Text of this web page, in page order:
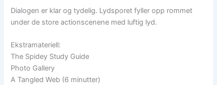
Dialogen er klar og tydelig. Lydsporet fyller opp rommet
under de store actionscenene med luftig lyd.
Ekstramateriell:
The Spidey Study Guide
Photo Gallery
A Tangled Web (6 minutter)